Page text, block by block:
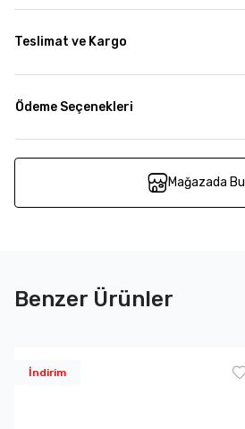
Teslimat ve Kargo
Ödeme Seçenekleri
Mağazada Bul
Benzer Ürünler
İndirim